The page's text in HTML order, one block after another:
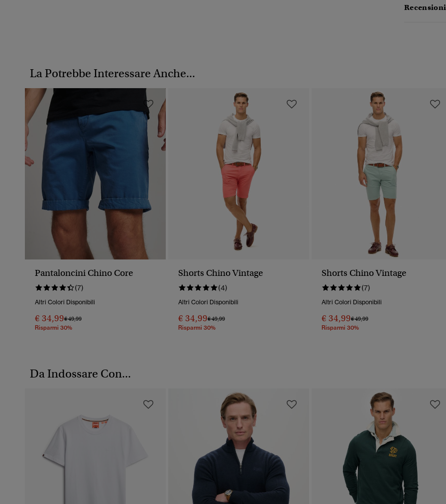
La Potrebbe Interessare Anche...
Pantaloncini Chino Core
(7)
Altri Colori Disponibili
€ 34,99Prezzo Ridotto Da
€ 49,99A
Risparmi 30%
Shorts Chino Vintage
(4)
Altri Colori Disponibili
€ 34,99Prezzo Ridotto Da
€ 49,99A
Risparmi 30%
Shorts Chino Vintage
(7)
Altri Colori Disponibili
€ 34,99Prezzo Ridotto Da
€ 49,99A
Risparmi 30%
Da Indossare Con...